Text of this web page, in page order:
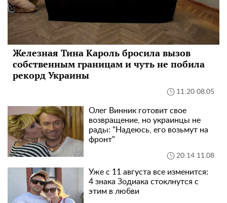
Железная Тина Кароль бросила вызов
собственным границам и чуть не побила
рекорд Украины
11:20 08.05
Олег Винник готовит свое
возвращение, но украинцы не
рады: "Надеюсь, его возьмут на
фронт"
20:14 11.08
Уже с 11 августа все изменится:
4 знака Зодиака стоклнутся с
этим в любви